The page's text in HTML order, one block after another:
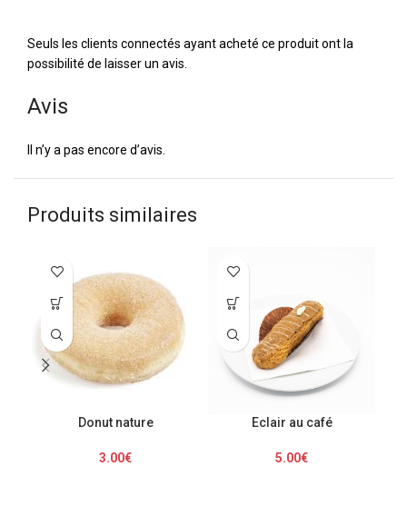
Avis
Il n’y a pas encore d’avis.
Seuls les clients connectés ayant acheté ce produit ont la
possibilité de laisser un avis.
Produits similaires
Donut nature
3.00€
Eclair au café
5.00€